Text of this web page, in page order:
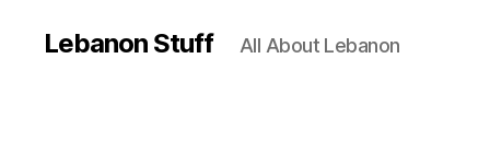
Lebanon Stuff All About Lebanon